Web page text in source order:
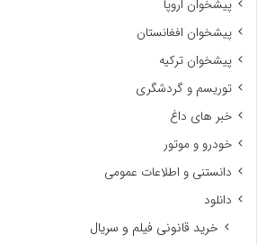
پیشخوان اروپا
پیشخوان افغانستان
پیشخوان ترکیه
توریسم و گردشگری
خبر های داغ
خودرو و موتور
دانستنی و اطلاعات عمومی
دانلود
خرید قانونی فیلم و سریال